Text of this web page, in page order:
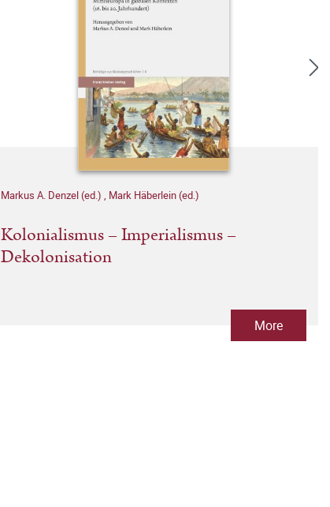
Markus A. Denzel (ed.) , Mark Häberlein (ed.)
Kolonialismus – Imperialismus –
Dekolonisation
More